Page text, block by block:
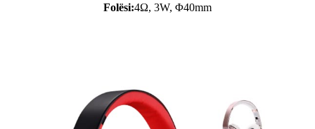
Folësi:4Ω, 3W, Φ40mm